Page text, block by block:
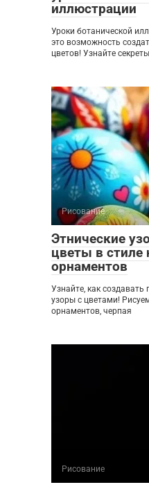
иллюстрации
Уроки ботанической
это возможность
цветов! Узнайте
Рисование
Этнические
цветы в стиле
орнаментов
Узнайте, как
узоры с цветами!
орнаментов, черпая
Рисование